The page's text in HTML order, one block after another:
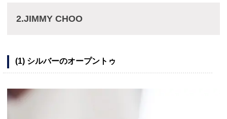
2.JIMMY CHOO
(1) シルバーのオープントゥ